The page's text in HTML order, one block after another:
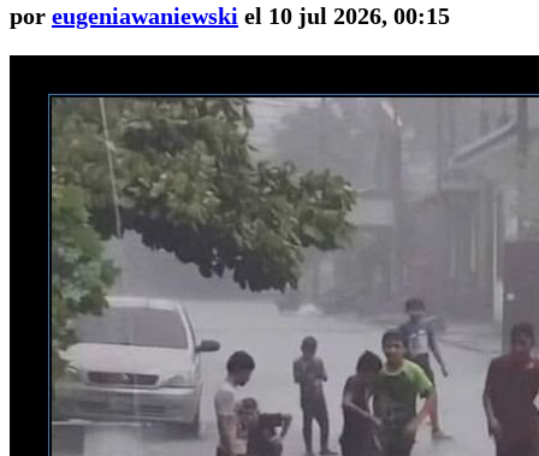
por eugeniawaniewski el 10 jul 2026, 00:15